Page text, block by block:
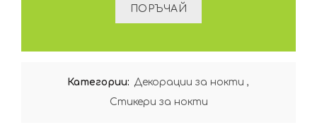
Категории: Декорации за нокти ,
Стикери за нокти